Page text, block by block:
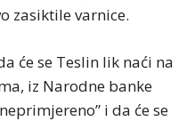
zasiktile varnice.
će se Teslin lik naći na
iz Narodne banke
i da će se